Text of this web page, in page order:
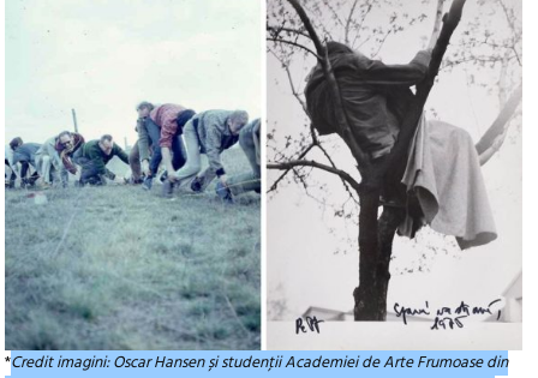
*Credit imagini: Oscar Hansen și studenţii Academiei de Arte Frumoase din